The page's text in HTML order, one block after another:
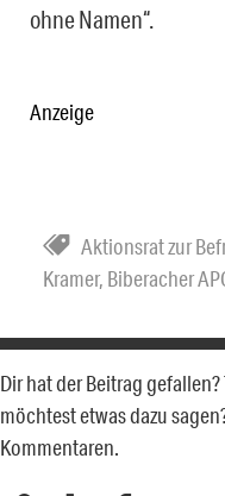
ohne Namen“.
Anzeige
Aktionsrat zur
Kramer, Biberacher
Dir hat der Beitrag
möchtest etwas dazu
Kommentaren.